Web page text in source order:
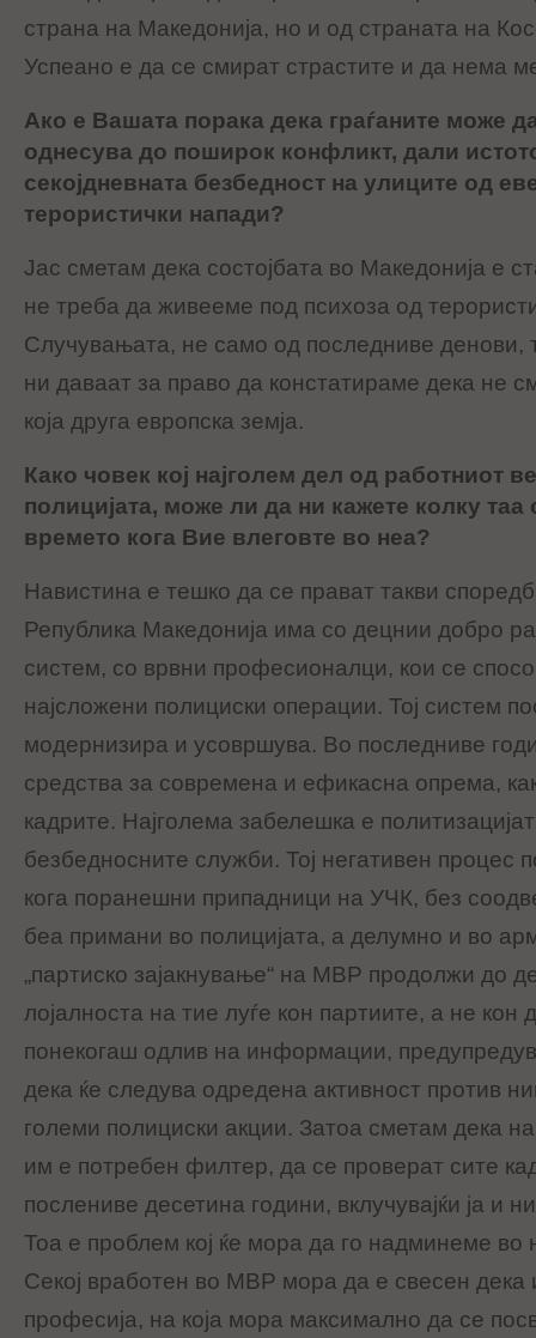
страна на Македонија, но и од страната на
Успеано е да се смират страстите и да нема
Ако е Вашата порака дека граѓаните може
однесува до поширок конфликт, дали
секојдневната безбедност на улиците од
терористички напади?
Јас сметам дека состојбата во Македонија е
не треба да живееме под психоза од
Случувањата, не само од последниве денови,
ни даваат за право да констатираме дека не
која друга европска земја.
Како човек кој најголем дел од работниот
полицијата, може ли да ни кажете колку таа
времето кога Вие влеговте во неа?
Навистина е тешко да се прават такви
Република Македонија има со децнии добро
систем, со врвни професионалци, кои се
најсложени полициски операции. Тој систем
модернизира и усовршува. Во последниве
средства за современа и ефикасна опрема,
кадрите. Најголема забелешка е
безбедносните служби. Тој негативен процес
кога поранешни припадници на УЧК, без
беа примани во полицијата, а делумно и во
„партиско зајакнување“ на МВР продолжи до
лојалноста на тие луѓе кон партиите, а не
понекогаш одлив на информации,
дека ќе следува одредена активност против
големи полициски акции. Затоа сметам дека
им е потребен филтер, да се проверат сите
послениве десетина години, вклучувајќи ја и
Тоа е проблем кој ќе мора да го надминеме во
Секој вработен во МВР мора да е свесен дека
професија, на која мора максимално да се